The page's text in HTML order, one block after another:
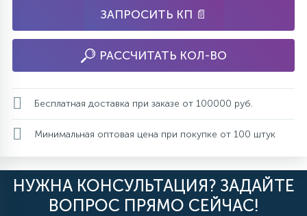
ЗАПРОСИТЬ КП 📄
РАССЧИТАТЬ КОЛ-ВО
Бесплатная доставка при заказе от 100000 руб.
Минимальная оптовая цена при покупке от 100 штук
НУЖНА КОНСУЛЬТАЦИЯ? ЗАДАЙТЕ
ВОПРОС ПРЯМО СЕЙЧАС!